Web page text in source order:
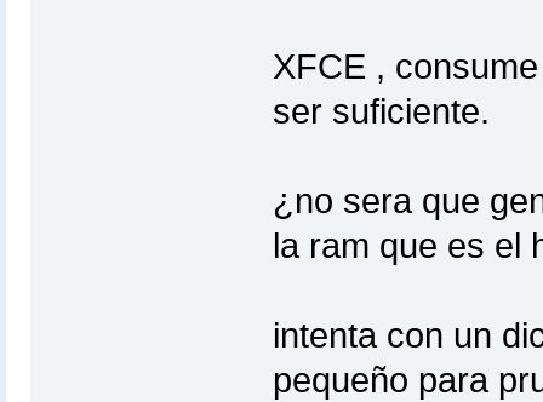
XFCE ,
ser suficiente.
¿no sera que
la ram que es el
intenta con un
pequeño para